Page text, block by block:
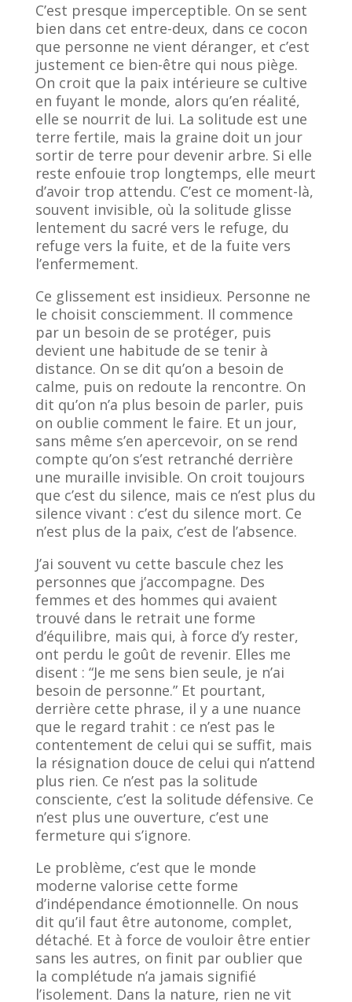
C’est presque imperceptible. On se sent
bien dans cet entre-deux, dans ce cocon
que personne ne vient déranger, et c’est
justement ce bien-être qui nous piège.
On croit que la paix intérieure se cultive
en fuyant le monde, alors qu’en réalité,
elle se nourrit de lui. La solitude est une
terre fertile, mais la graine doit un jour
sortir de terre pour devenir arbre. Si elle
reste enfouie trop longtemps, elle meurt
d’avoir trop attendu. C’est ce moment-là,
souvent invisible, où la solitude glisse
lentement du sacré vers le refuge, du
refuge vers la fuite, et de la fuite vers
l’enfermement.
Ce glissement est insidieux. Personne ne
le choisit consciemment. Il commence
par un besoin de se protéger, puis
devient une habitude de se tenir à
distance. On se dit qu’on a besoin de
calme, puis on redoute la rencontre. On
dit qu’on n’a plus besoin de parler, puis
on oublie comment le faire. Et un jour,
sans même s’en apercevoir, on se rend
compte qu’on s’est retranché derrière
une muraille invisible. On croit toujours
que c’est du silence, mais ce n’est plus du
silence vivant : c’est du silence mort. Ce
n’est plus de la paix, c’est de l’absence.
J’ai souvent vu cette bascule chez les
personnes que j’accompagne. Des
femmes et des hommes qui avaient
trouvé dans le retrait une forme
d’équilibre, mais qui, à force d’y rester,
ont perdu le goût de revenir. Elles me
disent : “Je me sens bien seule, je n’ai
besoin de personne.” Et pourtant,
derrière cette phrase, il y a une nuance
que le regard trahit : ce n’est pas le
contentement de celui qui se suffit, mais
la résignation douce de celui qui n’attend
plus rien. Ce n’est pas la solitude
consciente, c’est la solitude défensive. Ce
n’est plus une ouverture, c’est une
fermeture qui s’ignore.
Le problème, c’est que le monde
moderne valorise cette forme
d’indépendance émotionnelle. On nous
dit qu’il faut être autonome, complet,
détaché. Et à force de vouloir être entier
sans les autres, on finit par oublier que
la complétude n’a jamais signifié
l’isolement. Dans la nature, rien ne vit